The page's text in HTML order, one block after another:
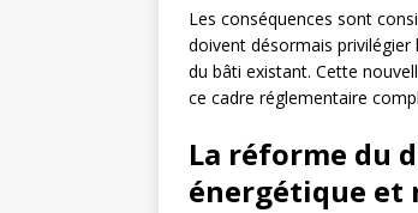
Les conséquences sont
doivent désormais privilégier
du bâti existant. Cette
ce cadre réglementaire
La réforme du
énergétique et